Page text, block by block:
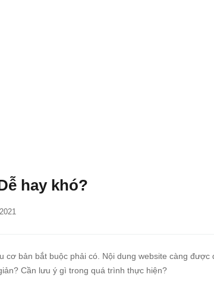
hay khó?
cơ bản bắt buộc phải có. Nội dung website càng được
Cần lưu ý gì trong quá trình thực hiện?